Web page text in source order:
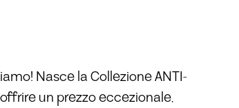
Nasce la Collezione ANTI-
un prezzo eccezionale,